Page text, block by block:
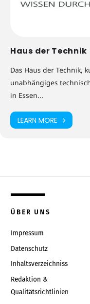
Haus der Technik
Das Haus der Technik,
unabhängiges
in Essen...
LEARN MORE
ÜBER UNS
Impressum
Datenschutz
Inhaltsverzeichniss
Redaktion &
Qualitätsrichtlinien